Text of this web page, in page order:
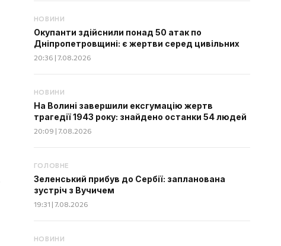
НОВИНИ
Окупанти здійснили понад 50 атак по
Дніпропетровщині: є жертви серед цивільних
20:36 | 7.08.2026
НОВИНИ
На Волині завершили ексгумацію жертв
трагедії 1943 року: знайдено останки 54 людей
20:09 | 7.08.2026
ГОЛОВНЕ
Зеленський прибув до Сербії: запланована
зустріч з Вучичем
19:31 | 7.08.2026
НОВИНИ